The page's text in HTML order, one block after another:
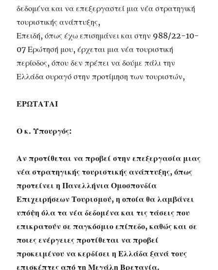
δεδομένα και να επεξεργαστεί μια νέα στρατηγική
τουριστικής ανάπτυξης,
Επειδή, όπως έχω επισημάνει και στην 988/22-10-
07 Ερώτησή μου, έρχεται μια νέα τουριστική
περίοδος, όπου δεν πρέπει να δούμε πάλι την
Ελλάδα ουραγό στην προτίμηση των τουριστών,
ΕΡΩΤΑΤΑΙ
Ο κ. Υπουργός:
Αν προτίθεται να προβεί στην επεξεργασία μιας
νέα στρατηγικής τουριστικής ανάπτυξης, όπως
προτείνει η Πανελλήνια Ομοσπονδία
Επιχειρήσεων Τουρισμού, η οποία θα λαμβάνει
υπόψη όλα τα νέα δεδομένα και τις τάσεις που
επικρατούν σε παγκόσμιο επίπεδο, καθώς και σε
ποιες ενέργειες προτίθεται να προβεί
προκειμένου να κερδίσει η Ελλάδα ξανά τους
επισκέπτες από τη Μεγάλη Βρετανία.